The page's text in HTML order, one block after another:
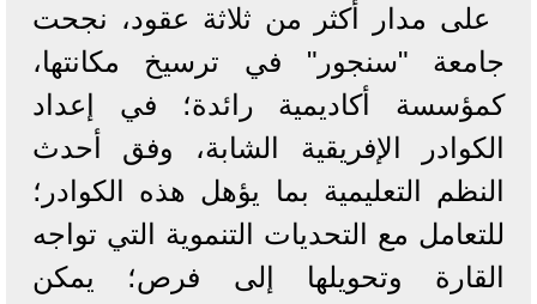
على مدار أكثر من ثلاثة عقود، نجحت
جامعة "سنجور" في ترسيخ مكانتها،
كمؤسسة أكاديمية رائدة؛ في إعداد
الكوادر الإفريقية الشابة، وفق أحدث
النظم التعليمية بما يؤهل هذه الكوادر؛
للتعامل مع التحديات التنموية التي تواجه
القارة وتحويلها إلى فرص؛ يمكن